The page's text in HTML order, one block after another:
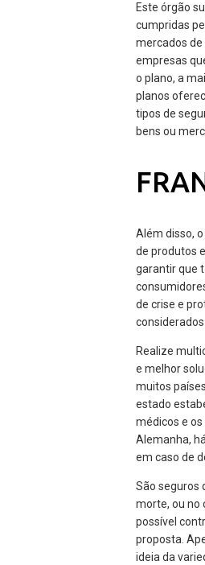
Este órgão
cumpridas
mercados de
empresas
o plano, a
planos
tipos de
bens ou
Além disso,
de produtos
garantir que
de crise e
Realize
e melhor
muitos
estado
médicos e
Alemanha,
em caso de
São seguros
morte, ou no
possível
proposta.
ideia da